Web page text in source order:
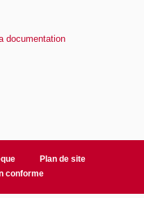
documentation
Plan de site
conforme